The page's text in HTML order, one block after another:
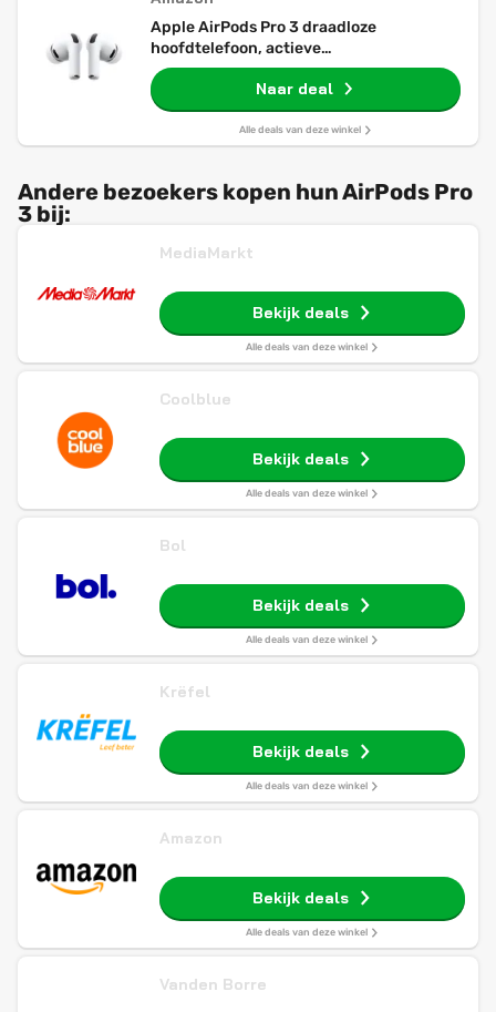
Apple AirPods Pro 3 draadloze
hoofdtelefoon, actieve
ruisonderdrukking, hartslagdetectie,
bluetooth-hoofdtelefoon, ruimte-audio,
hifi-geluid, USB-C opladen
Naar deal
Alle deals van deze winkel
Andere bezoekers kopen hun AirPods Pro
3 bij:
MediaMarkt
Bekijk deals
Alle deals van deze winkel
Coolblue
Bekijk deals
Alle deals van deze winkel
Bol
Bekijk deals
Alle deals van deze winkel
Krëfel
Bekijk deals
Alle deals van deze winkel
Amazon
Bekijk deals
Alle deals van deze winkel
Vanden Borre